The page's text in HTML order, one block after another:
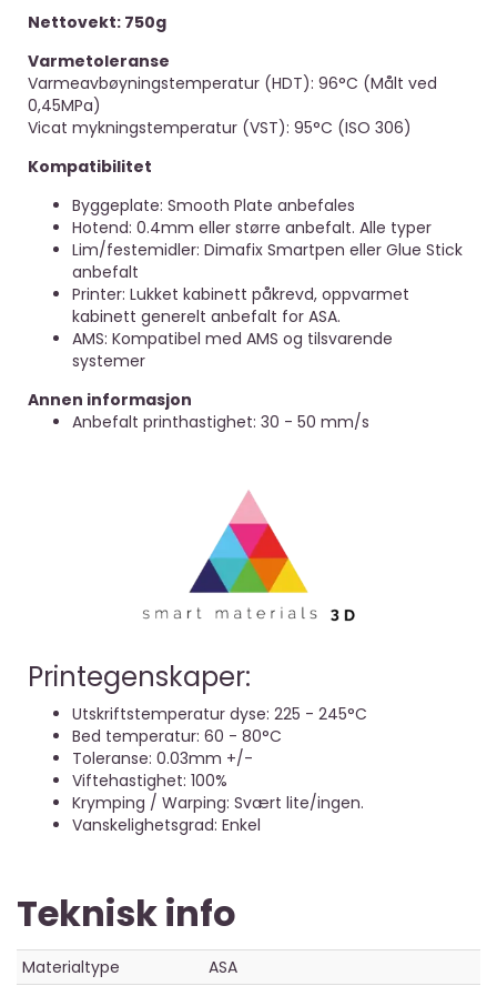
Nettovekt: 750g
Varmetoleranse
Varmeavbøyningstemperatur (HDT): 96°C (Målt ved
0,45MPa)
Vicat mykningstemperatur (VST): 95°C (ISO 306)
Kompatibilitet
Byggeplate: Smooth Plate anbefales
Hotend: 0.4mm eller større anbefalt. Alle typer
Lim/festemidler: Dimafix Smartpen eller Glue Stick
anbefalt
Printer: Lukket kabinett påkrevd, oppvarmet
kabinett generelt anbefalt for ASA.
AMS: Kompatibel med AMS og tilsvarende
systemer
Annen informasjon
Anbefalt printhastighet: 30 - 50 mm/s
Printegenskaper:
Utskriftstemperatur dyse: 225 - 245°C
Bed temperatur: 60 - 80°C
Toleranse: 0.03mm +/-
Viftehastighet: 100%
Krymping / Warping: Svært lite/ingen.
Vanskelighetsgrad: Enkel
Teknisk info
Materialtype
ASA